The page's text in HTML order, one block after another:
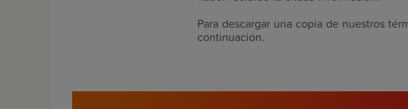
Para descargar una copia de nuestros
continuación.